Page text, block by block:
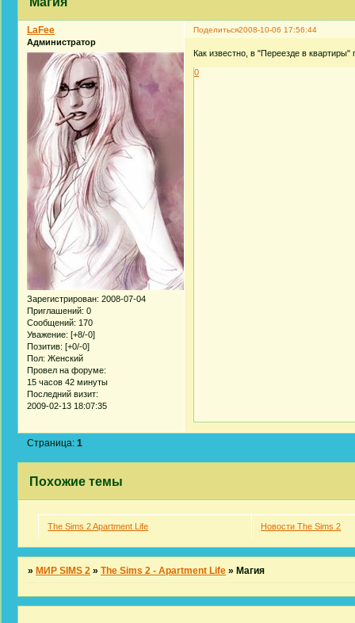
Поделиться2008-10-06 17:56:44
LaFee
Администратор
Зарегистрирован: 2008-07-04
Приглашений: 0
Сообщений: 170
Уважение: [+8/-0]
Позитив: [+0/-0]
Пол: Женский
Провел на форуме:
15 часов 42 минуты
Последний визит:
2009-02-13 18:07:35
Как известно, в "Переезде в
0
Страница:1
Похожие темы
The Sims 2 Apartment Life Новости The Sims 2
» МИР SIMS 2 »The Sims 2 - Apartment Life » Магия